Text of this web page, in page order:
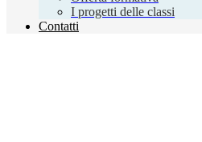
I progetti delle classi
Contatti